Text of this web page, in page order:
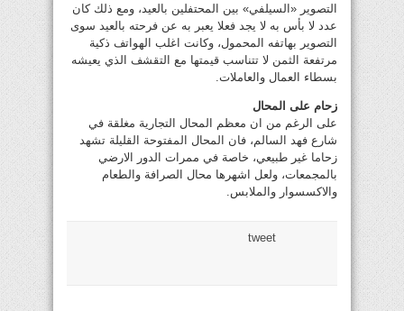
التصوير «السيلفي» بين المحتفلين بالعيد، ومع ذلك كان
عدد لا بأس به لا يجد فعلا يعبر به عن فرحته بالعيد سوى
التصوير بهاتفه المحمول، وكانت اغلب الهواتف ذكية
مرتفعة الثمن لا تتناسب قيمتها مع التقشف الذي يعيشه
بسطاء العمال والعاملات.
زحام على المحال
على الرغم من ان معظم المحال التجارية مغلقة في
شارع فهد السالم، فان المحال المفتوحة القليلة تشهد
زحاما غير طبيعي، خاصة في ممرات الدور الارضي
بالمجمعات، ولعل اشهرها محال الصرافة والطعام
والاكسسوار والملابس.
tweet